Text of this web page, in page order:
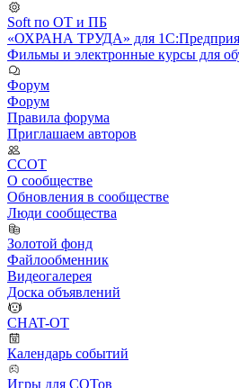
Soft по ОТ и ПБ
«ОХРАНА ТРУДА» для
Фильмы и электронные курсы для
Форум
Форум
Правила форума
Приглашаем авторов
ССОТ
О сообществе
Обновления в сообществе
Люди сообщества
Золотой фонд
Файлообменник
Видеогалерея
Доска объявлений
CHAT-OT
Календарь событий
Игры для СОТов